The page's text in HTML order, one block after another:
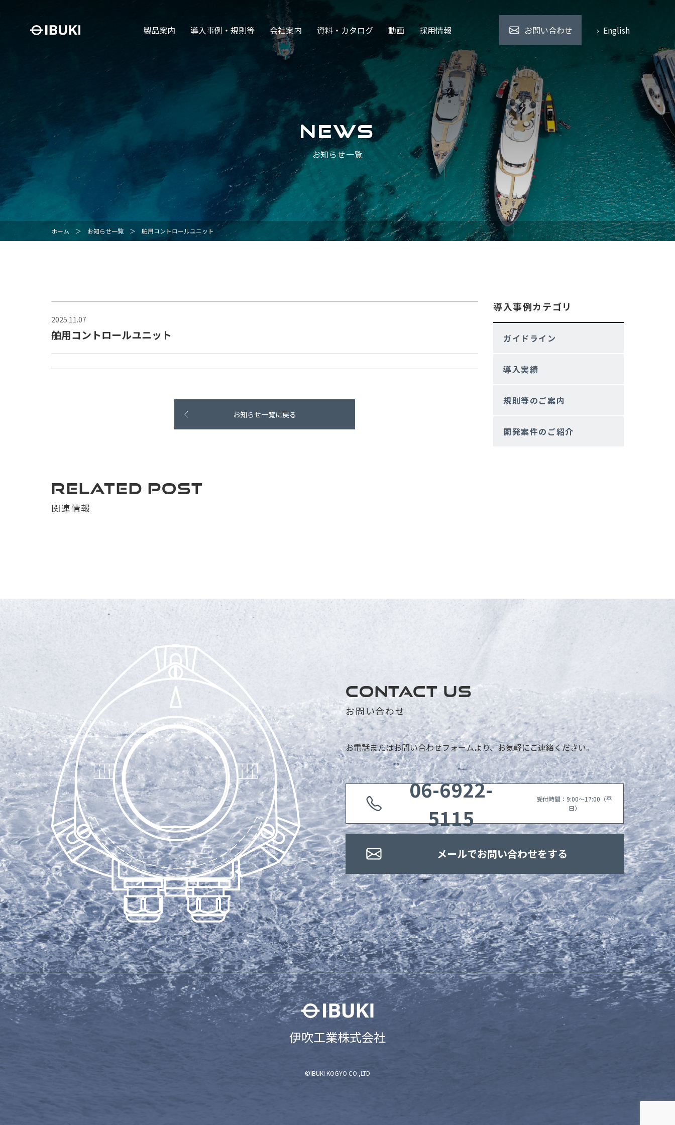
製品案内 導入事例・規則等 会社案内 資料・カタログ 動画 採用情報 お問い合わせ › English
NEWS
お知らせ一覧
ホーム ＞ お知らせ一覧 ＞ 舶用コントロールユニット
導入事例カテゴリ
ガイドライン
導入実績
規則等のご案内
開発案件のご紹介
2025.11.07
舶用コントロールユニット
お知らせ一覧に戻る
RELATED POST
関連情報
CONTACT US
お問い合わせ
お電話またはお問い合わせフォームより、お気軽にご連絡ください。
06-6922-
5115
受付時間：9:00〜17:00（平
日）
メールでお問い合わせをする
伊吹工業株式会社
©IBUKI KOGYO CO.,LTD